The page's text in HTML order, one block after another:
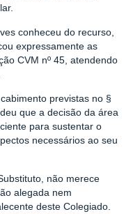
conheceu do recurso,
expressamente as
CVM nº 45, atendendo
previstas no §
que a decisão da área
para sustentar o
necessários ao seu
não merece
alegada nem
deste Colegiado.